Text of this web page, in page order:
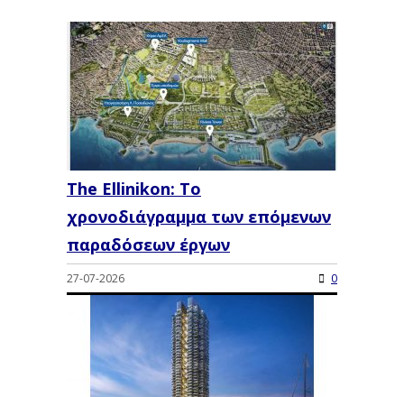
The Ellinikon: Το
χρονοδιάγραμμα των επόμενων
παραδόσεων έργων
27-07-2026 0